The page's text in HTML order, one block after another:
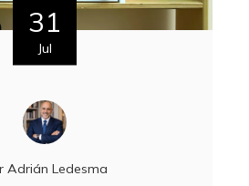
31
Jul
Adrián Ledesma